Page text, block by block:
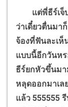
แต่พี่ธีร์เจ็บ
ว่าเดี๋ยวตื่นมา
จ้องที่ฟันละเห็
แบบนี้อีกวันหร
ธีร์ยกหัวขึ้นม
หลุดออกมาเล
แล้ว 555555